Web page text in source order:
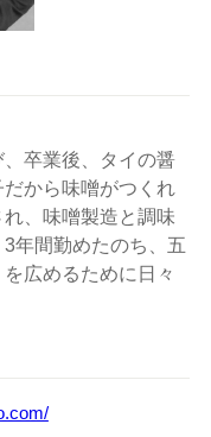
卒業後、タイの醤
から味噌がつくれ
、味噌製造と調味
年間勤めたのち、五
広めるために日々